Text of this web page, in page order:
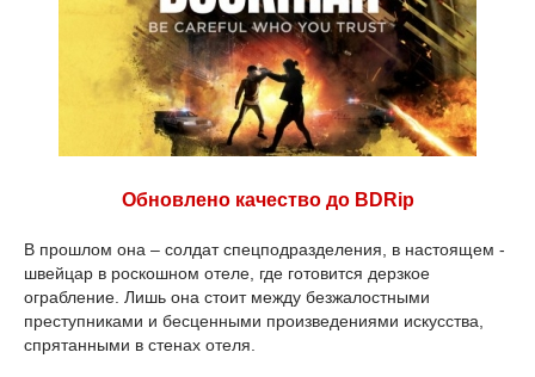
Обновлено качество до BDRip
В прошлом она – солдат спецподразделения, в настоящем -
швейцар в роскошном отеле, где готовится дерзкое
ограбление. Лишь она стоит между безжалостными
преступниками и бесценными произведениями искусства,
спрятанными в стенах отеля.